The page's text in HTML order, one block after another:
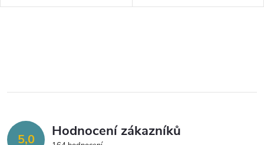
ů
u
ů
l
d 5,0 Hodnocení zákazníků